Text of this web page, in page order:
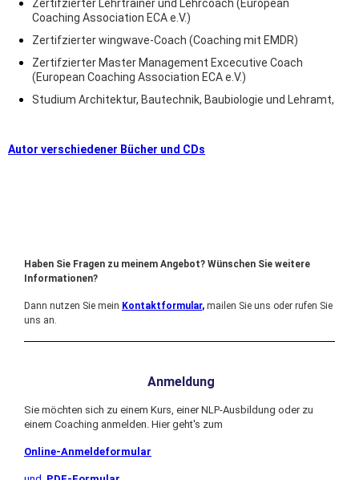
Zertifzierter Lehrtrainer und Lehrcoach (European
Coaching Association ECA e.V.)
Zertifzierter wingwave-Coach (Coaching mit EMDR)
Zertifzierter Master Management Excecutive Coach
(European Coaching Association ECA e.V.)
Studium Architektur, Bautechnik, Baubiologie und Lehramt,
Autor verschiedener Bücher und CDs
Haben Sie Fragen zu meinem Angebot? Wünschen Sie weitere
Informationen?
Dann nutzen Sie mein Kontaktformular, mailen Sie uns oder rufen Sie
uns an.
Anmeldung
Sie möchten sich zu einem Kurs, einer NLP-Ausbildung oder zu
einem Coaching anmelden. Hier geht's zum
Online-Anmeldeformular